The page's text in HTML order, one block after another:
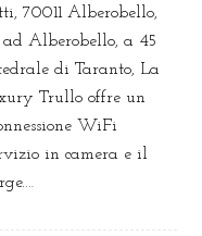
70011 Alberobello,
Alberobello, a 45
di Taranto, La
Trullo offre un
WiFi
in camera e il